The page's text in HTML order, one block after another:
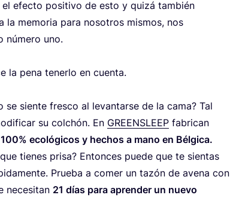
efec­to posi­ti­vo de esto y qui­zá tam­bién
la memo­ria para noso­tros mis­mos, nos
núme­ro uno.
la pena tener­lo en cuen­ta.
sien­te fres­co al levan­tar­se de la cama? Tal
su col­chón. En GREENS­LEEP fabri­can
100% eco­ló­gi­cos y hechos a mano en Bélgica.
tie­nes pri­sa? Enton­ces pue­de que te sien­tas
Prue­ba a comer un tazón de ave­na con
nece­si­tan 21 días para apren­der un nue­vo